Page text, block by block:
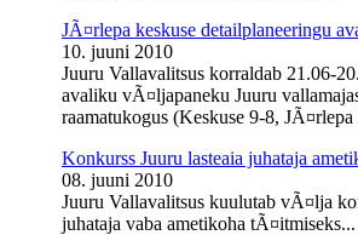
JÃ¤rlepa keskuse detailplaneeringu
10. juuni 2010
Juuru Vallavalitsus korraldab 21.06-
avaliku vÃ¤ljapaneku Juuru
raamatukogus (Keskuse 9-8,
Konkurss Juuru lasteaia juhataja
08. juuni 2010
Juuru Vallavalitsus kuulutab vÃ¤lja
juhataja vaba ametikoha tÃ¤itmiseks...